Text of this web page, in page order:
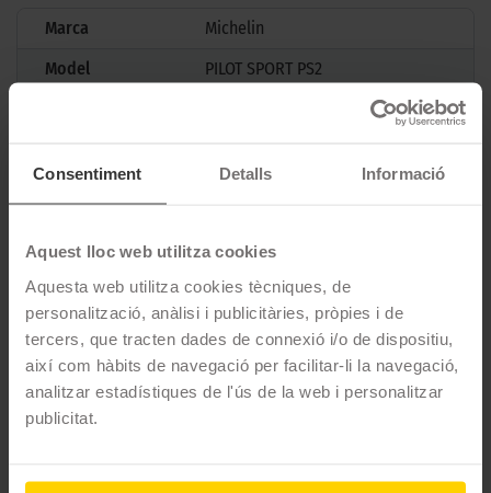
Consentiment Detalls Informació
Aquest lloc web utilitza cookies
Aquesta web utilitza cookies tècniques, de
personalització, anàlisi i publicitàries, pròpies i de
tercers, que tracten dades de connexió i/o de dispositiu,
així com hàbits de navegació per facilitar-li la navegació,
analitzar estadístiques de l'ús de la web i personalitzar
publicitat.
Marca
Michelin
Model
PILOT SPORT PS2